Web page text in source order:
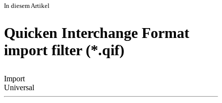
In diesem Artikel
Quicken Interchange Format
import filter (*.qif)
Import
Universal